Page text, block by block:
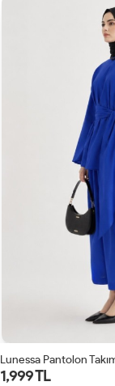
Lunessa Pantolon
1,999 TL